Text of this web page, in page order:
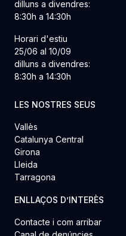
dilluns a divendres:
8:30h a 14:30h
Horari d'estiu
25/06 al 10/09
dilluns a divendres:
8:30h a 14:30h
LES NOSTRES SEUS
Vallès
Catalunya Central
Girona
Lleida
Tarragona
ENLLAÇOS D’INTERÈS
Contacte i com arribar